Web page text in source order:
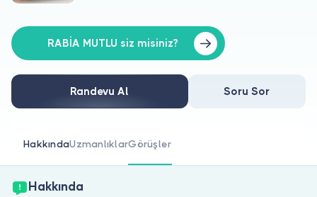
Doktorlar için
Doktor musunuz?
RABİA MUTLU siz misiniz?
Randevu Al Soru Sor
HakkındaUzmanlıklarGörüşler
Hakkında